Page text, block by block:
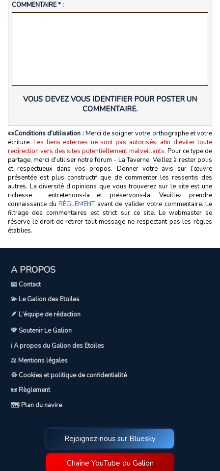
COMMENTAIRE * :
VOUS DEVEZ VOUS IDENTIFIER POUR POSTER UN
COMMENTAIRE.
📜Conditions d'utilisation :Merci de soigner votre orthographe et votre
écriture.Les liens externes ne sont pas autorisés, afin d’éviter toute
redirection vers des sites potentiellement malveillants. Pour ce type de
partage, merci d’utiliser notre forum - La Taverne. Veillez à rester polis
et respectueux dans vos propos. Donner votre avis sur l’œuvre
présentée est plus constructif que de commenter les ressentis des
autres. La diversité d’opinions que vous trouverez sur le site est une
richesse : entretenons‑la et préservons‑la. Veuillez prendre
connaissance du RÈGLEMENTavant de valider votre commentaire. Le
filtrage des commentaires est strict sur ce site. Le webmaster se
réserve le droit de retirer tout message ne respectant pas les règles
établies.
A PROPOS
📧 Contact
💫 Le Galion des Etoiles
🪶 L'équipe de rédaction
💛 Soutenir Le Galion
ℹ️ A propos du Galion des Etoiles
⚖️ Mentions légales
🍪 Cookies et politique de confidentialité
📜 Règlement
🗺️ Plan du navire
Rejoignez-nous sur Bluesky
Chaîne YouTube du Galion